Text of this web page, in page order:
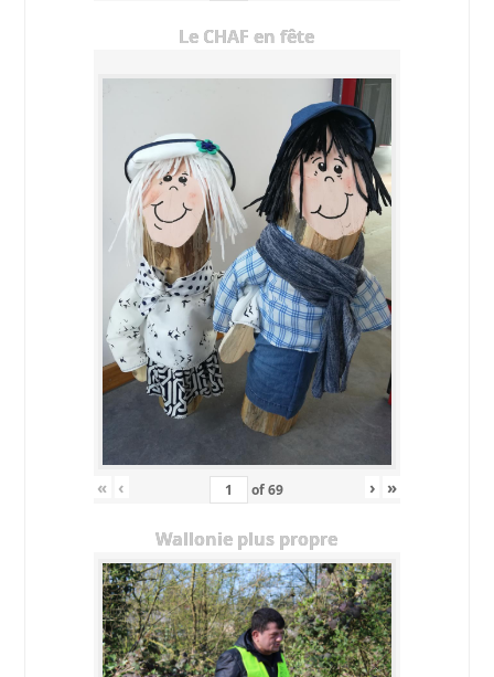
Le CHAF en fête
« ‹ of69 › »
Wallonie plus propre